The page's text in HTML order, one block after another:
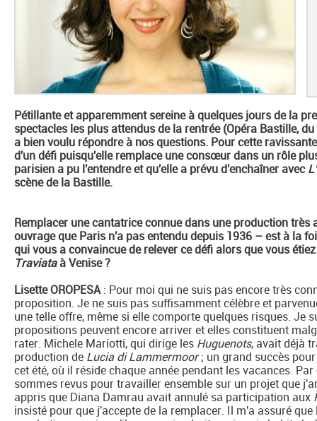
Pétillante et apparemment sereine à quelques jours de la
spectacles les plus attendus de la rentrée (Opéra Bastille,
a bien voulu répondre à nos questions. Pour cette
d'un défi puisqu'elle remplace une consœur dans un rôle
parisien a pu l'entendre et qu'elle a prévu d'enchaîner avec
scène de la Bastille.
Remplacer une cantatrice connue dans une production très
ouvrage que Paris n'a pas entendu depuis 1936 – est à la
qui vous a convaincue de relever ce défi alors que vous
Traviataà Venise ?
Lisette OROPESA: Pour moi qui ne suis pas encore très
proposition. Je ne suis pas suffisamment célèbre et
une telle offre, même si elle comporte quelques risques. Je
propositions peuvent encore arriver et elles constituent
rater. Michele Mariotti, qui dirige les Huguenots, avait déjà
production de Lucia di Lammermoor; un grand succès
cet été, où il réside chaque année pendant les vacances.
sommes revus pour travailler ensemble sur un projet que
appris que Diana Damrau avait annulé sa participation aux
insisté pour que j'accepte de la remplacer. Il m'a assuré